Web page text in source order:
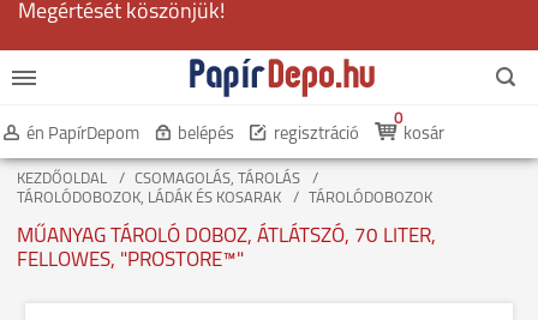
Megértését köszönjük!
én PapírDepom belépés regisztráció kosár
0
KEZDŐOLDAL
CSOMAGOLÁS, TÁROLÁS
TÁROLÓDOBOZOK, LÁDÁK ÉS KOSARAK
TÁROLÓDOBOZOK
MŰANYAG TÁROLÓ DOBOZ, ÁTLÁTSZÓ, 70 LITER,
FELLOWES, "PROSTORE™"